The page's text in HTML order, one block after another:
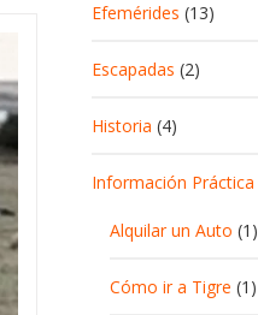
Efemérides (13)
Escapadas (2)
Historia (4)
Información Práctica
Alquilar un Auto (1)
Cómo ir a Tigre (1)